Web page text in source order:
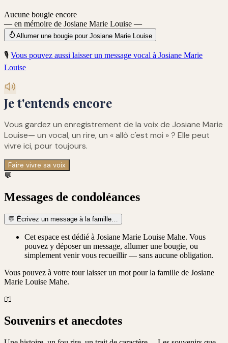
Aucune bougie encore
— en mémoire de Josiane Marie Louise —
Allumer une bougie pour Josiane Marie Louise
🎙️ Vous pouvez aussi laisser un message vocal à Josiane Marie
Louise
Je t'entends encore
Vous gardez un enregistrement de la voix de Josiane Marie
Louise— un vocal, un rire, un « allô c'est moi » ? Elle peut
vivre ici, pour toujours.
Faire vivre sa voix
💬
Messages de condoléances
💬 Écrivez un message à la famille…
Cet espace est dédié à Josiane Marie Louise Mahe. Vous
pouvez y déposer un message, allumer une bougie, ou
simplement venir vous recueillir — sans aucune obligation.
Vous pouvez à votre tour laisser un mot pour la famille de Josiane
Marie Louise Mahe.
📖
Souvenirs et anecdotes